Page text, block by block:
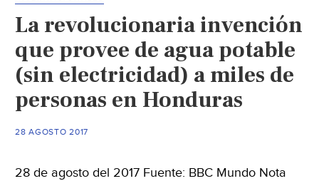
aves
marinas
por
redes
de
pesca
La revolucionaria invención
que provee de agua potable
(sin electricidad) a miles de
personas en Honduras
28 AGOSTO 2017
28 de agosto del 2017 Fuente: BBC Mundo Nota